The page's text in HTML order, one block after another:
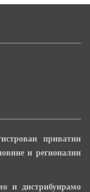
приватни
и регионални
и дистрибуирамо